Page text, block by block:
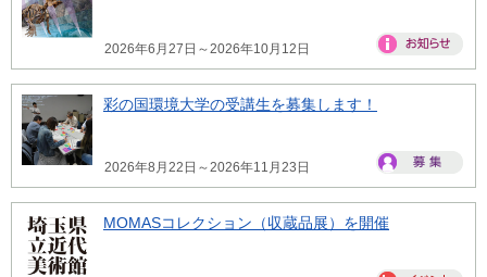
2026年6月27日～2026年10月12日
彩の国環境大学の受講生を募集します！
2026年8月22日～2026年11月23日
MOMASコレクション（収蔵品展）を開催